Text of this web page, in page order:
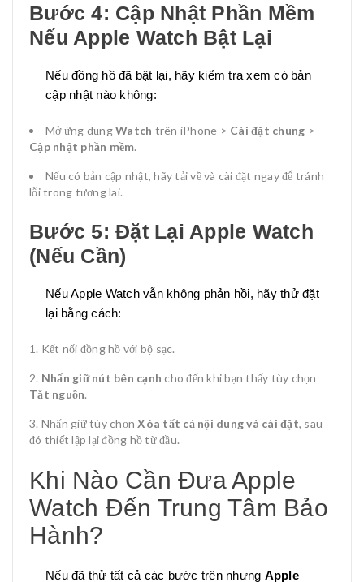
Bước 4: Cập Nhật Phần Mềm
Nếu Apple Watch Bật Lại
Nếu đồng hồ đã bật lại, hãy kiểm tra xem có bản
cập nhật nào không:
Mở ứng dụngWatch trên iPhone > Cài đặt chung >
Cập nhật phần mềm.
Nếu có bản cập nhật, hãy tải về và cài đặt ngay để tránh
lỗi trong tương lai.
Bước 5: Đặt Lại Apple Watch
(Nếu Cần)
Nếu Apple Watch vẫn không phản hồi, hãy thử đặt
lại bằng cách:
Kết nối đồng hồ với bộ sạc.
Nhấn giữ nút bên cạnh cho đến khi bạn thấy tùy chọn
Tắt nguồn.
Nhấn giữ tùy chọnXóa tất cả nội dung và cài đặt, sau
đó thiết lập lại đồng hồ từ đầu.
Khi Nào Cần Đưa Apple
Watch Đến Trung Tâm Bảo
Hành?
Nếu đã thử tất cả các bước trên nhưng Apple